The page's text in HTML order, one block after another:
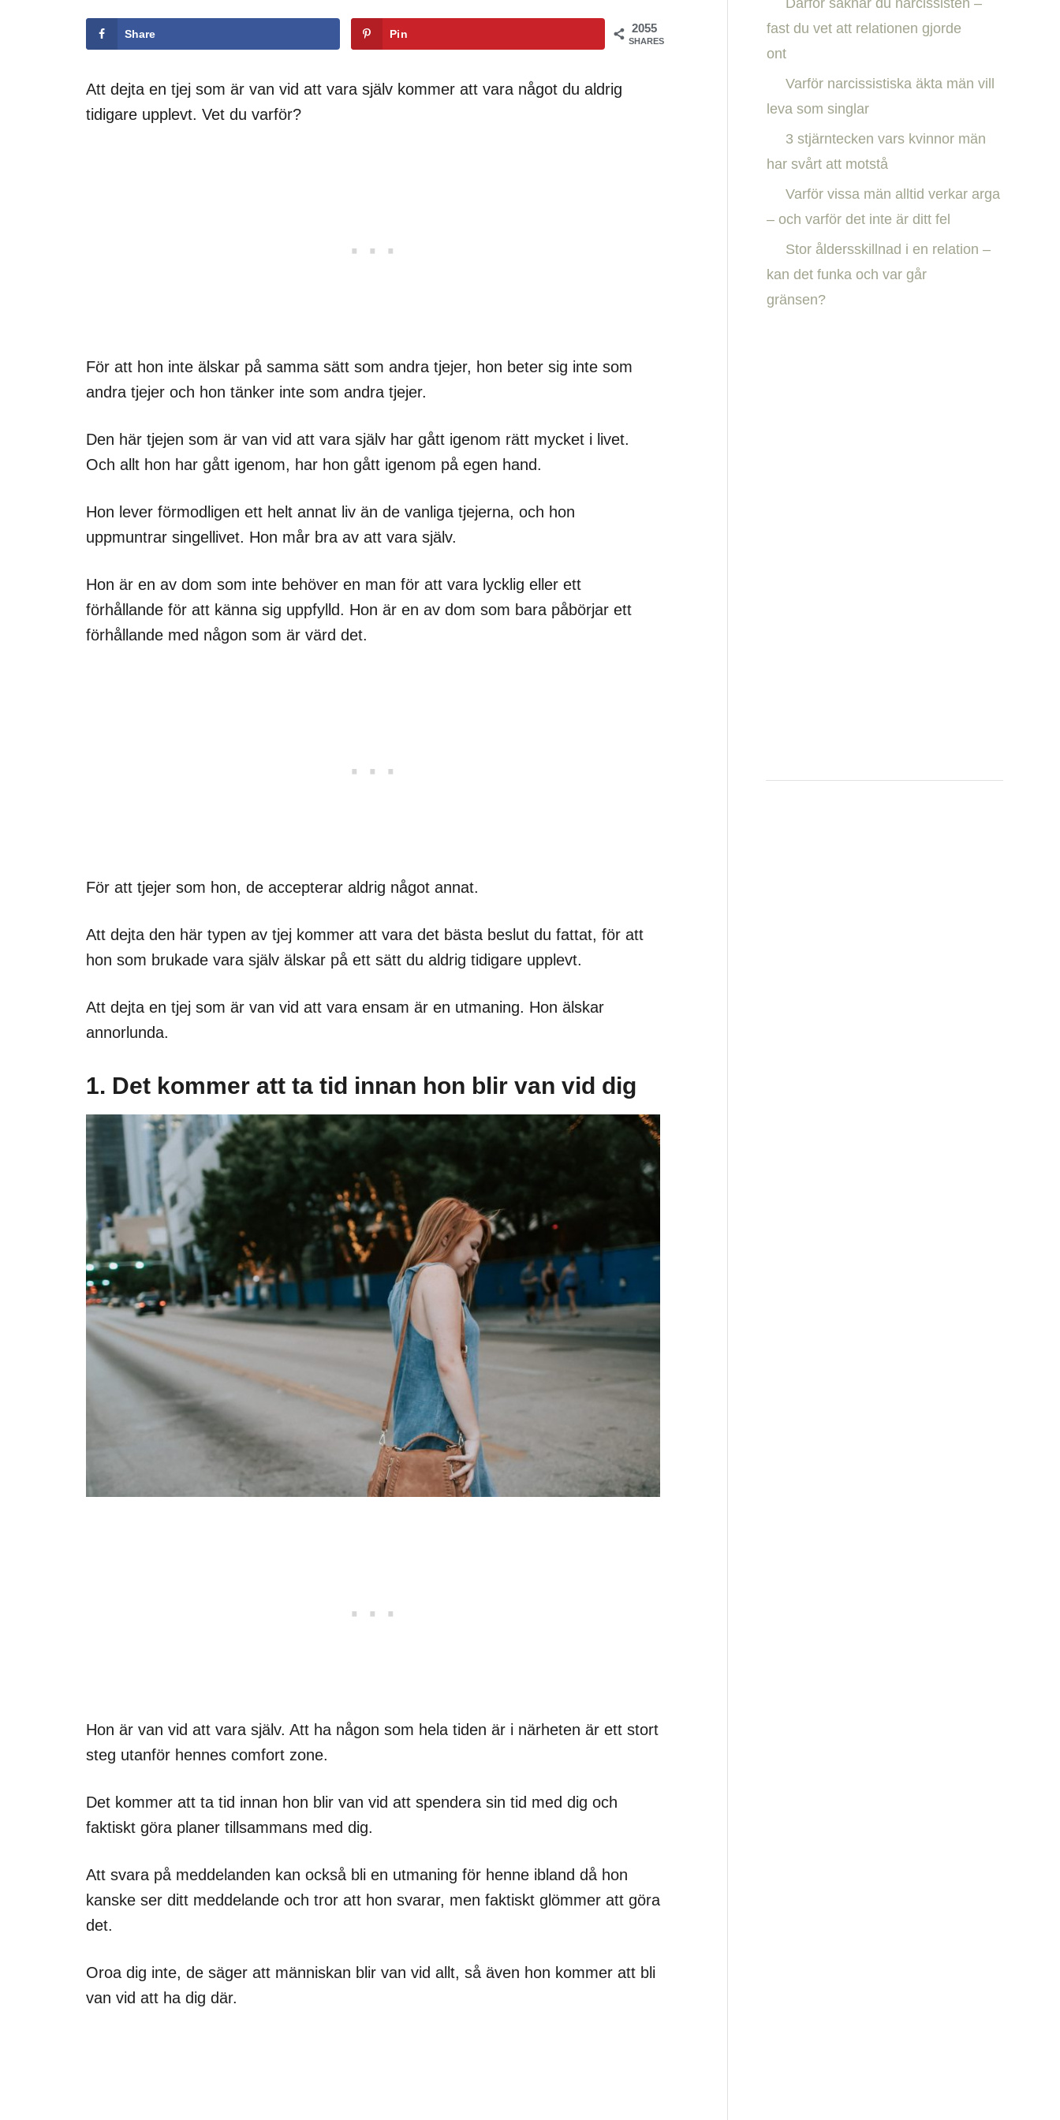
2055
SHARES
Share Pin
Att dejta en tjej som är van vid att vara själv kommer att vara något du aldrig
tidigare upplevt. Vet du varför?
För att hon inte älskar på samma sätt som andra tjejer, hon beter sig inte som
andra tjejer och hon tänker inte som andra tjejer.
Den här tjejen som är van vid att vara själv har gått igenom rätt mycket i livet.
Och allt hon har gått igenom, har hon gått igenom på egen hand.
Hon lever förmodligen ett helt annat liv än de vanliga tjejerna, och hon
uppmuntrar singellivet. Hon mår bra av att vara själv.
Hon är en av dom som inte behöver en man för att vara lycklig eller ett
förhållande för att känna sig uppfylld. Hon är en av dom som bara påbörjar ett
förhållande med någon som är värd det.
För att tjejer som hon, de accepterar aldrig något annat.
Att dejta den här typen av tjej kommer att vara det bästa beslut du fattat, för att
hon som brukade vara själv älskar på ett sätt du aldrig tidigare upplevt.
Att dejta en tjej som är van vid att vara ensam är en utmaning. Hon älskar
annorlunda.
1. Det kommer att ta tid innan hon blir van vid dig
Hon är van vid att vara själv. Att ha någon som hela tiden är i närheten är ett stort
steg utanför hennes comfort zone.
Det kommer att ta tid innan hon blir van vid att spendera sin tid med dig och
faktiskt göra planer tillsammans med dig.
Att svara på meddelanden kan också bli en utmaning för henne ibland då hon
kanske ser ditt meddelande och tror att hon svarar, men faktiskt glömmer att göra
det.
Oroa dig inte, de säger att människan blir van vid allt, så även hon kommer att bli
van vid att ha dig där.
f
o
:
Därför saknar du narcissisten –
fast du vet att relationen gjorde
ont
Varför narcissistiska äkta män vill
leva som singlar
3 stjärntecken vars kvinnor män
har svårt att motstå
Varför vissa män alltid verkar arga
– och varför det inte är ditt fel
Stor åldersskillnad i en relation –
kan det funka och var går
gränsen?